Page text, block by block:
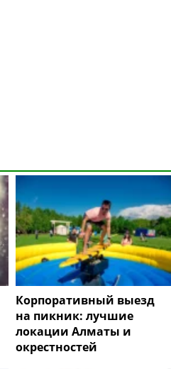
Корпоративный выезд
на пикник: лучшие
локации Алматы и
окрестностей